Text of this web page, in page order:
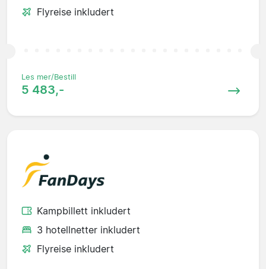
Flyreise inkludert
Les mer/Bestill
5 483,-
Kampbillett inkludert
3 hotellnetter inkludert
Flyreise inkludert